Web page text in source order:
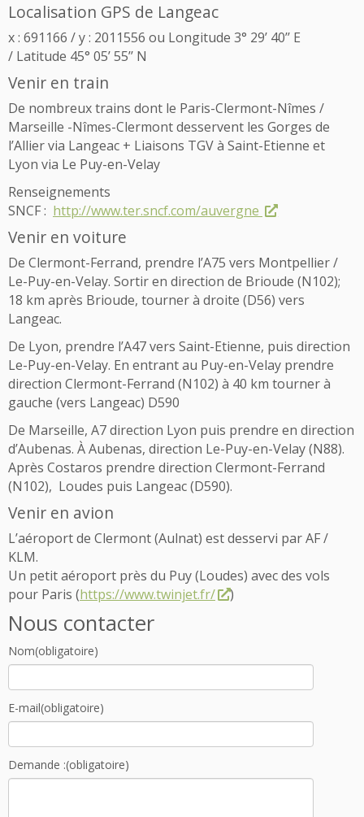
Localisation GPS de Langeac
x : 691166 / y : 2011556 ou Longitude 3° 29’ 40’’ E
/ Latitude 45° 05’ 55’’ N
Venir en train
De nombreux trains dont le Paris-Clermont-Nîmes /
Marseille -Nîmes-Clermont desservent les Gorges de
l’Allier via Langeac + Liaisons TGV à Saint-Etienne et
Lyon via Le Puy-en-Velay
Renseignements
SNCF : http://www.ter.sncf.com/auvergne
Venir en voiture
De Clermont-Ferrand, prendre l’A75 vers Montpellier /
Le-Puy-en-Velay. Sortir en direction de Brioude (N102);
18 km après Brioude, tourner à droite (D56) vers
Langeac.
De Lyon, prendre l’A47 vers Saint-Etienne, puis direction
Le-Puy-en-Velay. En entrant au Puy-en-Velay prendre
direction Clermont-Ferrand (N102) à 40 km tourner à
gauche (vers Langeac) D590
De Marseille, A7 direction Lyon puis prendre en direction
d’Aubenas. À Aubenas, direction Le-Puy-en-Velay (N88).
Après Costaros prendre direction Clermont-Ferrand
(N102), Loudes puis Langeac (D590).
Venir en avion
L’aéroport de Clermont (Aulnat) est desservi par AF /
KLM.
Un petit aéroport près du Puy (Loudes) avec des vols
pour Paris (https://www.twinjet.fr/ )
Nous contacter
Nom(obligatoire)
E-mail(obligatoire)
Demande :(obligatoire)